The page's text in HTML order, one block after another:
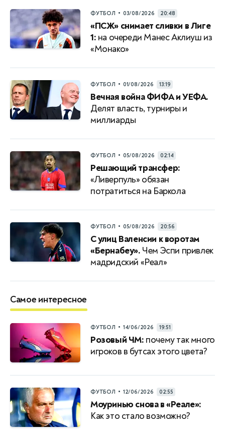
ФУТБОЛ • 03/08/2026 20:48
«ПСЖ» снимает сливки в Лиге
1: на очереди Манес Аклиуш из
«Монако»
ФУТБОЛ • 01/08/2026 13:19
Вечная война ФИФА и УЕФА.
Делят власть, турниры и
миллиарды
ФУТБОЛ • 05/08/2026 02:14
Решающий трансфер:
«Ливерпуль» обязан
потратиться на Баркола
ФУТБОЛ • 05/08/2026 20:56
С улиц Валенсии к воротам
«Бернабеу». Чем Эспи привлек
мадридский «Реал»
Самое интересное
ФУТБОЛ • 14/06/2026 19:51
Розовый ЧМ: почему так много
игроков в бутсах этого цвета?
ФУТБОЛ • 12/06/2026 02:55
Моуринью снова в «Реале»:
Как это стало возможно?